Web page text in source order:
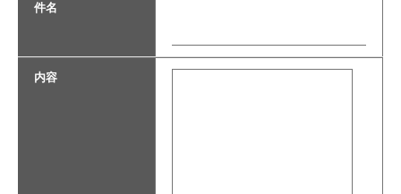
件名
内容